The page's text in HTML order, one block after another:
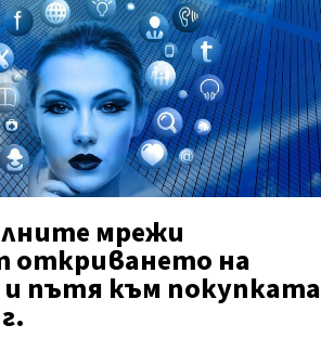
мрежи
откриването на
и пътя към покупката